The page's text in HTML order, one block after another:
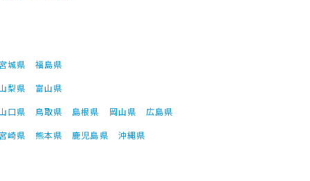
城県
福島県
梨県
富山県
口県
鳥取県 島根県 岡山県
広島県
崎県
熊本県 鹿児島県 沖縄県